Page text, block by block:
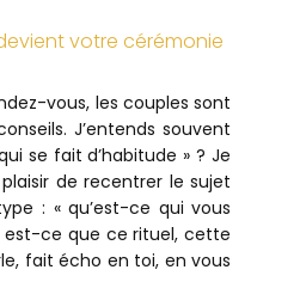
votre cérémonie
vous, les couples sont
J’entends souvent
se fait d’habitude » ? Je
de recentrer le sujet
: « qu’est-ce qui vous
est-ce que ce rituel, cette
fait écho en toi, en vous